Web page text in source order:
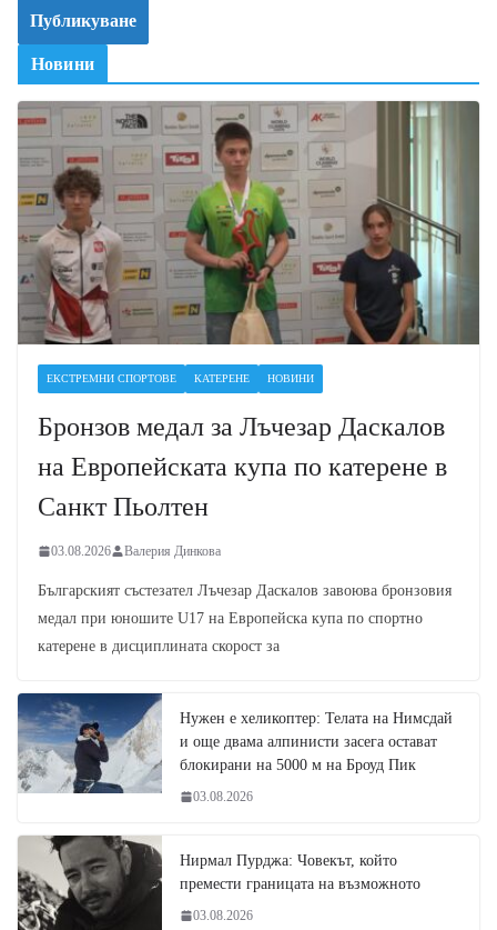
Новини
ЕКСТРЕМНИ СПОРТОВЕ КАТЕРЕНЕ НОВИНИ
Бронзов медал за Лъчезар Даскалов
на Европейската купа по катерене в
Санкт Пьолтен
03.08.2026 Валерия Динкова
Българският състезател Лъчезар Даскалов завоюва бронзовия
медал при юношите U17 на Европейска купа по спортно
катерене в дисциплината скорост за
Нужен е хеликоптер: Телата на Нимсдай
и още двама алпинисти засега остават
блокирани на 5000 м на Броуд Пик
03.08.2026
Нирмал Пурджа: Човекът, който
премести границата на възможното
03.08.2026